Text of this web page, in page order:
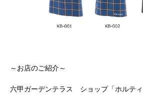
～お店のご紹介～
六甲ガーデンテラス ショップ「ホルティ